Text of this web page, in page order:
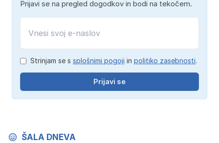
Prijavi se na pregled dogodkov in bodi na tekočem.
Strinjam se s splošnimi pogoji in politiko zasebnosti.
Prijavi se
ŠALA DNEVA